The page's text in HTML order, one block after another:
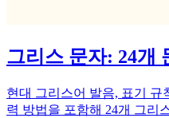
그리스 문자: 24개
현대 그리스어 발음, 표기 규
력 방법을 포함해 24개 그리